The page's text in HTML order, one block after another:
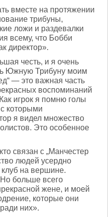
вместе на протяжении
трибуны,
ложи и раздевалки
всему, что Бобби
директор».
честь, и я очень
Южную Трибуну моим
— это важная часть
воспоминаний
игрок я помню голы
которыми
я видел множество
Это особенное
связан с „Манчестер
людей усердно
клуб на вершине.
больше всего
жене, и моей
которые они
них».